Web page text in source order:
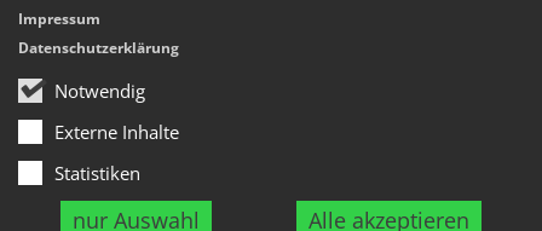
Notwendig
Externe Inhalte
Statistiken
nur Auswahl Alle akzeptieren
Impressum
Datenschutzerklärung